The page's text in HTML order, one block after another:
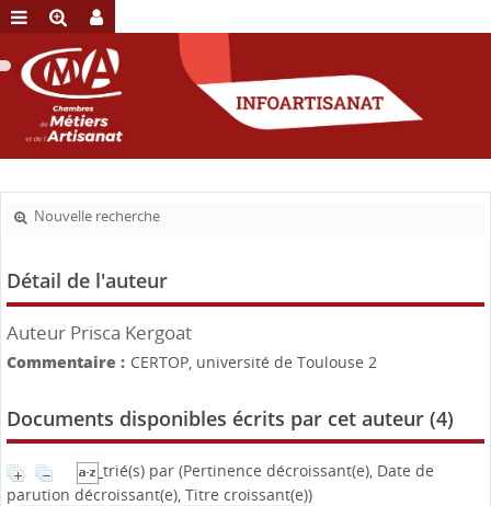
Nouvelle recherche
Détail de l'auteur
Auteur Prisca Kergoat
Commentaire : CERTOP, université de Toulouse 2
Documents disponibles écrits par cet auteur (4)
trié(s) par (Pertinence décroissant(e), Date de
parution décroissant(e), Titre croissant(e))